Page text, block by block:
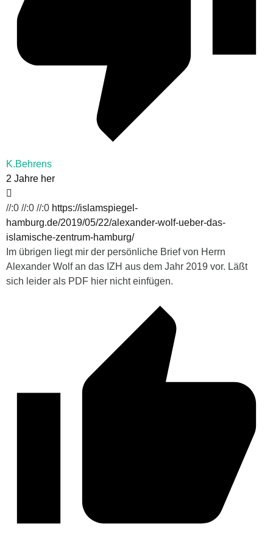
K.Behrens
2 Jahre her
//:0 //:0 //:0 https://islamspiegel-
hamburg.de/2019/05/22/alexander-wolf-ueber-das-
islamische-zentrum-hamburg/
Im übrigen liegt mir der persönliche Brief von Herrn
Alexander Wolf an das IZH aus dem Jahr 2019 vor. Läßt
sich leider als PDF hier nicht einfügen.